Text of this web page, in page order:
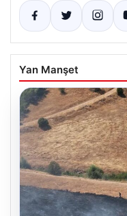
Yan Manşet